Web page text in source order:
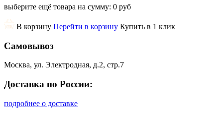
выберите ещё товара на сумму: 0 руб
В корзину Перейти в корзину Купить в 1 клик
Самовывоз
Москва, ул. Электродная, д.2, стр.7
Доставка по России:
подробнее о доставке